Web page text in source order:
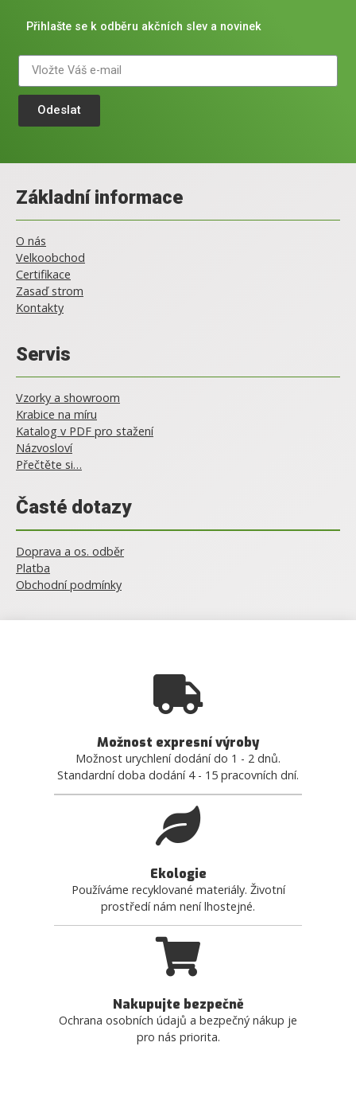
Přihlašte se k odběru akčních slev a novinek
Odeslat
Základní informace
O nás
Velkoobchod
Certifikace
Zasaď strom
Kontakty
Servis
Vzorky a showroom
Krabice na míru
Katalog v PDF pro stažení
Názvosloví
Přečtěte si…
Časté dotazy
Doprava a os. odběr
Platba
Obchodní podmínky
Možnost expresní výroby
Možnost urychlení dodání do 1 - 2 dnů.
Standardní doba dodání 4 - 15 pracovních dní.
Ekologie
Používáme recyklované materiály. Životní
prostředí nám není lhostejné.
Nakupujte bezpečně
Ochrana osobních údajů a bezpečný nákup je
pro nás priorita.